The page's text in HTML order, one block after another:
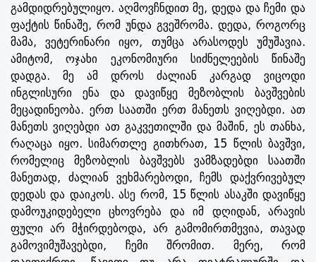
გამდიდრებულიყო. აღმოვჩნდით მე, დედა და ჩემი და
ფაქტის წინაშე, რომ უნდა გვეშრომა. დედა, როგორც
მამა, ვეტერინარი იყო, თუმცა არასოდეს უმუშავია.
ამიტომ, ოჯახი ეკონომიური სიძნელეების წინაშე
დადგა. მე ამ დროს ძალიან კარგად ვიცოდი
ინგლისური ენა და დავიწყე მეზობლის ბავშვების
მეცადინეობა. ერთ საათში ერთ მანეთს ვიღებდი. ათ
მანეთს ვიღებდი ათ გაკვეთილში და მაშინ, ეს თანხა,
რაღაცა იყო. სიმართლე გითხრათ, 15 წლის ბავშვი,
რომელიც მეზობლის ბავშვებს ვამზადებდი საათში
მანეთად, ძალიან ვეხმარებოდი, ჩემს დაქვრივებულ
დედას და დაიკოს. ასე რომ, 15 წლის ასაკში დავიწყე
დამოუკიდებელი ცხოვრება და იმ დღიდან, არავის
ფული არ მჭირდებოდა, არ გამომირთმევია, თავად
გამოვიმუშავებდი, ჩემი შრომით. მერე, რომ